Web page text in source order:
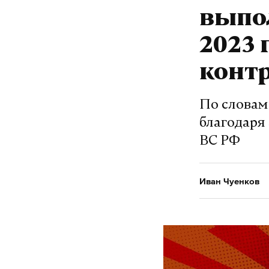
2023
По словам
ВС РФ
Иван Чуенков